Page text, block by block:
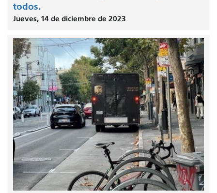
todos.
Jueves, 14 de diciembre de 2023